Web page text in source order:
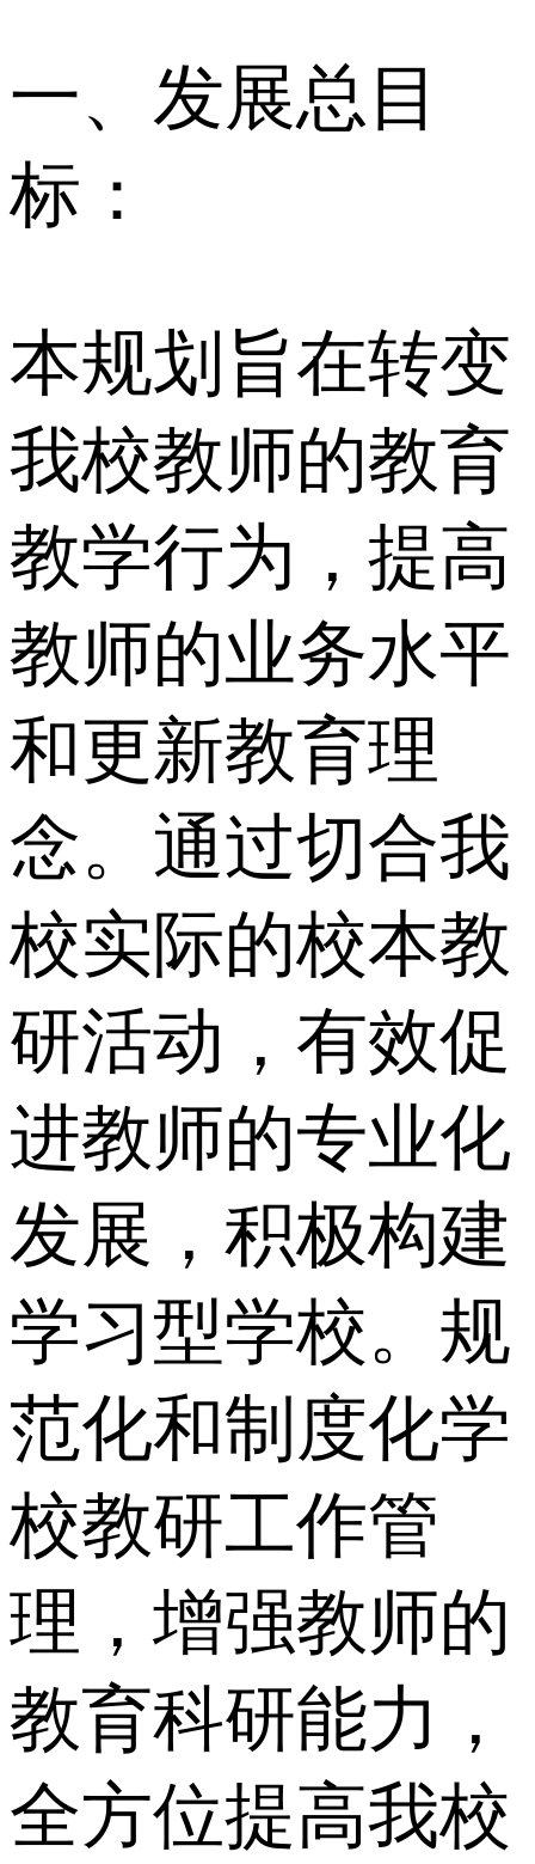
一、发展总目
标：
本规划旨在转变
我校教师的教育
教学行为，提高
教师的业务水平
和更新教育理
念。通过切合我
校实际的校本教
研活动，有效促
进教师的专业化
发展，积极构建
学习型学校。规
范化和制度化学
校教研工作管
理，增强教师的
教育科研能力，
全方位提高我校